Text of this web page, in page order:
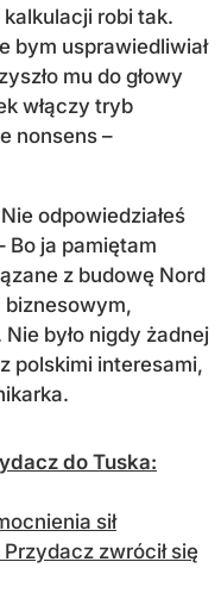
kalkulacji robi tak.
bym usprawiedliwiał
mu do głowy
włączy tryb
nonsens –
odpowiedziałeś
Bo ja pamiętam
z budowę Nord
biznesowym,
było nigdy żadnej
polskimi interesami,
do Tuska:
sił
zwrócił się